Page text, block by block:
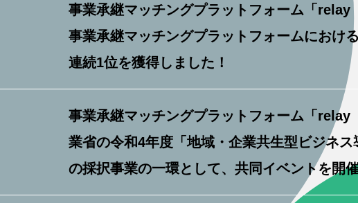
事業承継マッチングプラットフォーム「relay
事業承継マッチングプラットフォームにおけ
連続1位を獲得しました！
事業承継マッチングプラットフォーム「relay
業省の令和4年度「地域・企業共生型ビジネス
の採択事業の一環として、共同イベントを開催